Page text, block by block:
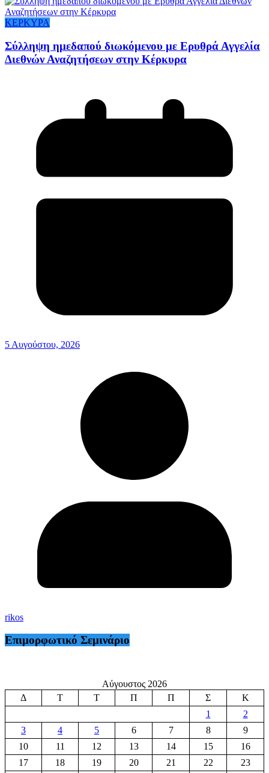
ΚΕΡΚΥΡΑ
Σύλληψη ημεδαπού διωκόμενου με Ερυθρά Αγγελία
Διεθνών Αναζητήσεων στην Κέρκυρα
5 Αυγούστου, 2026
rikos
Επιμορφωτικό Σεμινάριο
Αύγουστος 2026
Δ
Τ Τ Π Π Σ
Κ
1
2
3
4 5 6 7 8
9
10
11 12 13 14 15
16
17
18 19 20 21 22
23